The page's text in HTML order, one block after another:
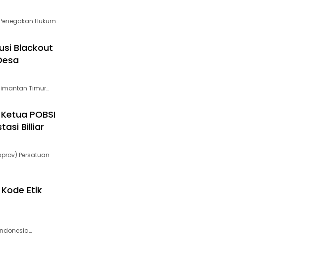
Hukum…
Blackout
Timur…
POBSI
Billiar
Persatuan
Etik